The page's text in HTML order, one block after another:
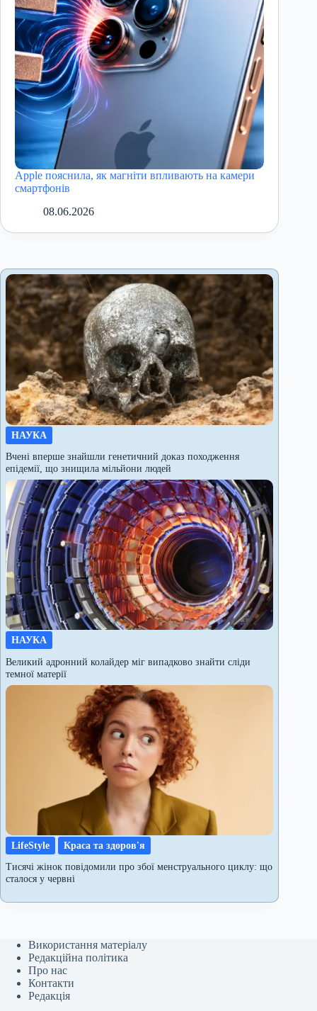
Apple пояснила, як магніти впливають на камери
смартфонів
08.06.2026
НАУКА
Вчені вперше знайшли генетичний доказ походження
епідемії, що знищила мільйони людей
НАУКА
Великий адронний колайдер міг випадково знайти сліди
темної матерії
LifeStyle
Краса та здоров'я
Тисячі жінок повідомили про збої менструального циклу: що
сталося у червні
Використання матеріалу
Редакційна політика
Про нас
Контакти
Редакція